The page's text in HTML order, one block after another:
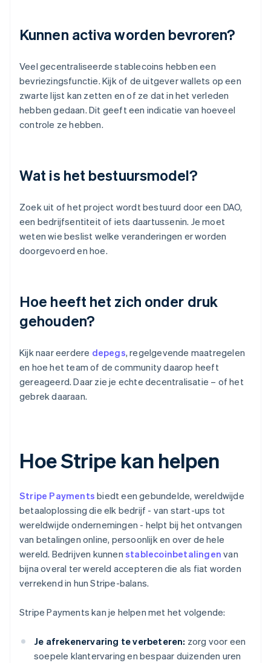
Kunnen activa worden bevroren?
Veel gecentraliseerde stablecoins hebben een
bevriezingsfunctie. Kijk of de uitgever wallets op een
zwarte lijst kan zetten en of ze dat in het verleden
hebben gedaan. Dit geeft een indicatie van hoeveel
controle ze hebben.
Wat is het bestuursmodel?
Zoek uit of het project wordt bestuurd door een DAO,
een bedrijfsentiteit of iets daartussenin. Je moet
weten wie beslist welke veranderingen er worden
doorgevoerd en hoe.
Hoe heeft het zich onder druk
gehouden?
Kijk naar eerdere depegs, regelgevende maatregelen
en hoe het team of de community daarop heeft
gereageerd. Daar zie je echte decentralisatie – of het
gebrek daaraan.
Hoe Stripe kan helpen
Stripe Payments biedt een gebundelde, wereldwijde
betaaloplossing die elk bedrijf - van start-ups tot
wereldwijde ondernemingen - helpt bij het ontvangen
van betalingen online, persoonlijk en over de hele
wereld. Bedrijven kunnen stablecoinbetalingen van
bijna overal ter wereld accepteren die als fiat worden
verrekend in hun Stripe-balans.
Stripe Payments kan je helpen met het volgende:
Je afrekenervaring te verbeteren: zorg voor een
soepele klantervaring en bespaar duizenden uren